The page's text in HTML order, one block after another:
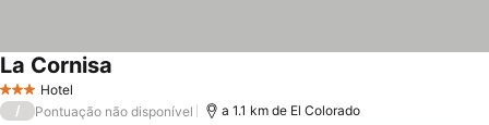
3 EstrelasHotel
La Cornisa
/ Pontuação não disponível a 1.1 km de El Colorado